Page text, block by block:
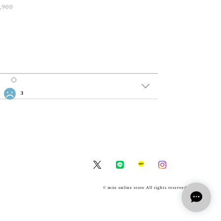
3
© miie online store All rights reserved.